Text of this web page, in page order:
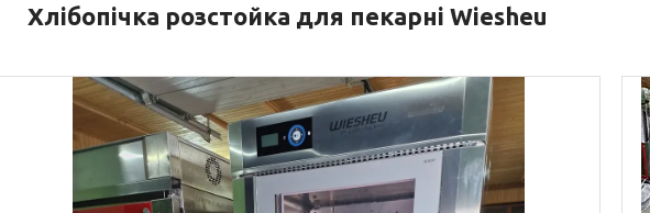
Хлібопічка розстойка для пекарні Wiesheu